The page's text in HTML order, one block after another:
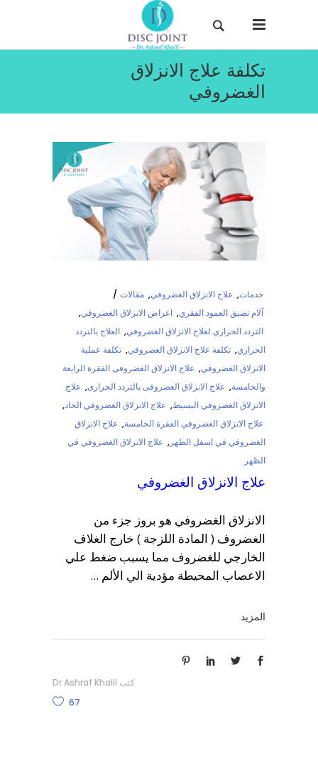
تكلفة علاج الانزلاق
الغضروفي
خدمات, علاج الانزلاق الغضروفي, مقالات
آلام تضيق العمود الفقري, اعراض الانزلاق الغضروفي,
التردد الحراري لعلاج الانزلاق الغضروفي, العلاج بالتردد
الحراري, تكلفة علاج الانزلاق الغضروفي, تكلفة عملية
الانزلاق الغضروفي, علاج الانزلاق الغضروفى الفقرة الرابعة
والخامسة, علاج الانزلاق الغضروفى بالتردد الحرارى, علاج
الانزلاق الغضروفي البسيط, علاج الانزلاق الغضروفي الحاد,
علاج الانزلاق الغضروفي الفقرة الخامسة, علاج الانزلاق
الغضروفي في اسفل الظهر, علاج الانزلاق الغضروفي في
الظهر
علاج الانزلاق الغضروفي
الانزلاق الغضروفي هو بروز جزء من
الغضروف ( المادة اللزجة ) خارج الغلاف
الخارجي للغضروف مما يسبب ضغط علي
الاعصاب المحيطة مؤدية الي الألم
المزيد
كتب Dr Ashraf Khalil
67